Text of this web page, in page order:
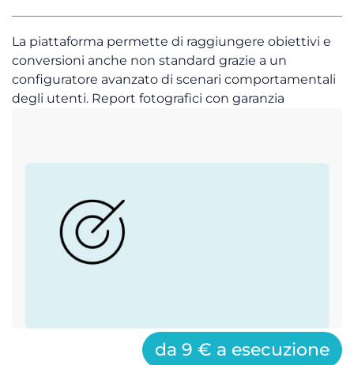
La piattaforma permette di raggiungere obiettivi e
conversioni anche non standard grazie a un
configuratore avanzato di scenari comportamentali
degli utenti. Report fotografici con garanzia
da 9 € a esecuzione